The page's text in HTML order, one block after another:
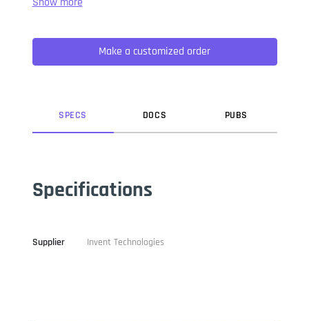
when an unknown printer took a galley of type and
not only five centuries, but also the leap into electronic
typesetting, remaining essentially unchanged. It was
popularised in the 1960s with the release of Letraset sheets
Make a customized order
SPECS DOCS PUBS
Specifications
Supplier Invent Technologies